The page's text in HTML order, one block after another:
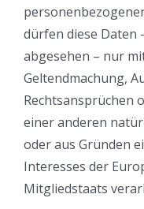
dürfen diese Daten
abgesehen – nur
Geltendmachung,
Rechtsansprüchen
einer anderen
oder aus Gründen
Interesses der
Mitgliedstaats